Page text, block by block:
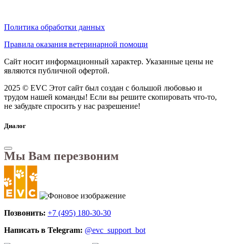
Политика обработки данных
Правила оказания ветеринарной помощи
Сайт носит информационный характер. Указанные цены не
являются публичной офертой.
2025 © EVC Этот сайт был создан с большой любовью и
трудом нашей команды! Если вы решите скопировать что-то,
не забудьте спросить у нас разрешение!
Диалог
Мы Вам перезвоним
Позвонить: +7 (495) 180-30-30
Написать в Telegram: @evc_support_bot